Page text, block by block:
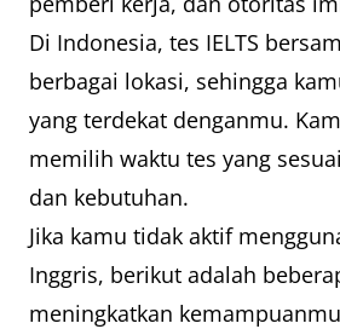
Di Indonesia, tes IELTS
berbagai lokasi, sehingga
yang terdekat denganmu.
memilih waktu tes yang
dan kebutuhan.
Jika kamu tidak aktif
Inggris, berikut adalah
meningkatkan